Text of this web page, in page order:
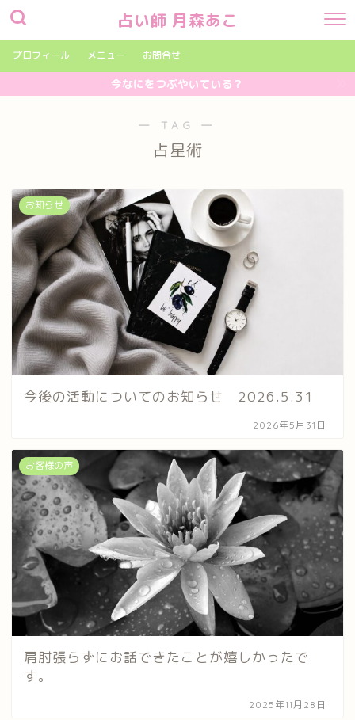
占い師 月森あこ
プロフィール メニュー お問合せ
今なにをつぶやいている？
― TAG ―
占星術
お知らせ
今後の活動についてのお知らせ 2026.5.31
2026年5月31日
お客様の声
肩肘張らずにお話できたことが嬉しかったで
す。
2025年11月28日